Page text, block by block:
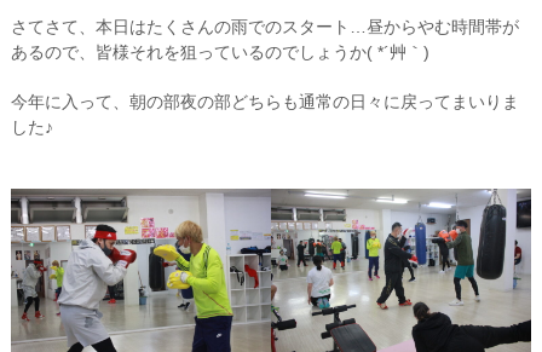
さてさて、本日はたくさんの雨でのスタート…昼からやむ時間帯が
あるので、皆様それを狙っているのでしょうか( *´艸｀)
今年に入って、朝の部夜の部どちらも通常の日々に戻ってまいりま
した♪